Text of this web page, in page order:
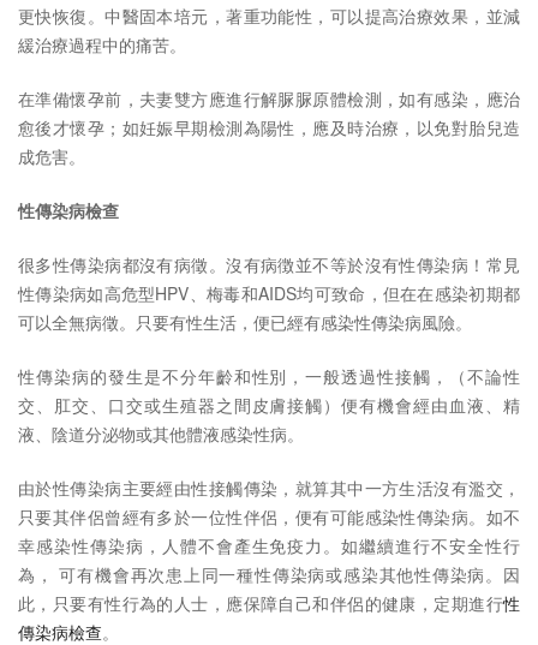
更快恢復。中醫固本培元，著重功能性，可以提高治療效果，並減
緩治療過程中的痛苦。
在準備懷孕前，夫妻雙方應進行解脲脲原體檢測，如有感染，應治
愈後才懷孕；如妊娠早期檢測為陽性，應及時治療，以免對胎兒造
成危害。
性傳染病檢查
很多性傳染病都沒有病徵。沒有病徴並不等於沒有性傳染病！常見
性傳染病如高危型HPV、梅毒和AIDS均可致命，但在在感染初期都
可以全無病徵。只要有性生活，便已經有感染性傳染病風險。
性傳染病的發生是不分年齡和性別，一般透過性接觸，（不論性
交、肛交、口交或生殖器之間皮膚接觸）便有機會經由血液、精
液、陰道分泌物或其他體液感染性病。
由於性傳染病主要經由性接觸傳染，就算其中一方生活沒有濫交，
只要其伴侶曾經有多於一位性伴侶，便有可能感染性傳染病。如不
幸感染性傳染病，人體不會產生免疫力。如繼續進行不安全性行
為， 可有機會再次患上同一種性傳染病或感染其他性傳染病。因
此，只要有性行為的人士，應保障自己和伴侶的健康，定期進行性
傳染病檢查。